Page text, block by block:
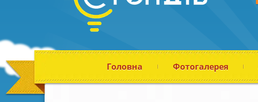
Головна Фотогалерея